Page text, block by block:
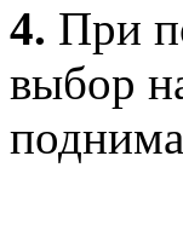
4. При
выбор